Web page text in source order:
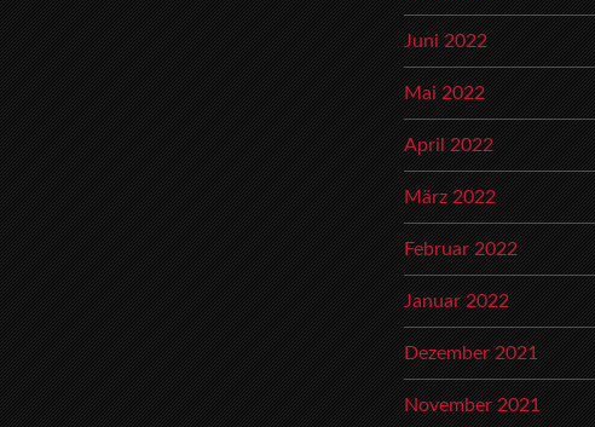
Juni 2022
Mai 2022
April 2022
März 2022
Februar 2022
Januar 2022
Dezember 2021
November 2021